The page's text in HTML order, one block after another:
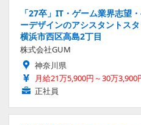
「27卒」IT・ゲーム業界志望
ーデザインのアシスタントス
横浜市西区高島2丁目
株式会社GUM
神奈川県
月給21万5,900円～30万3,900
正社員